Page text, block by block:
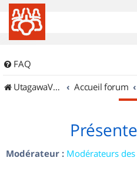
FAQ
UtagawaVTT (Randos VTT et VTTAE avec traces GPS)
Accueil forum
Modérateur : Modérateurs